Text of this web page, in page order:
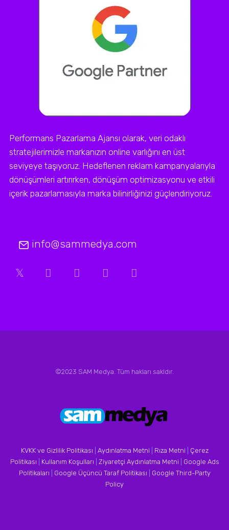
Performans Pazarlama Ajansı olarak, veri odaklı
stratejilerimizle markanızın online varlığını en üst
seviyeye taşıyoruz. Hedeflenen reklam kampanyalarıyla
dönüşümleri artırırken, dönüşüm optimizasyonu ve etkili
içerik pazarlamasıyla marka bilinirliğinizi güçlendiriyoruz.
info@sammedya.com
©2023 SAM Medya. Tüm hakları sakldır.
KVKK ve Gizlilik Politikası Aydınlatma Metni Rıza Metni
Çerez
Politikası
Kullanım Koşulları Ziyaretçi Aydınlatma Metni
Google Ads
Politikaları
Google Üçüncü Taraf Politikası
Google Third-Party
Policy